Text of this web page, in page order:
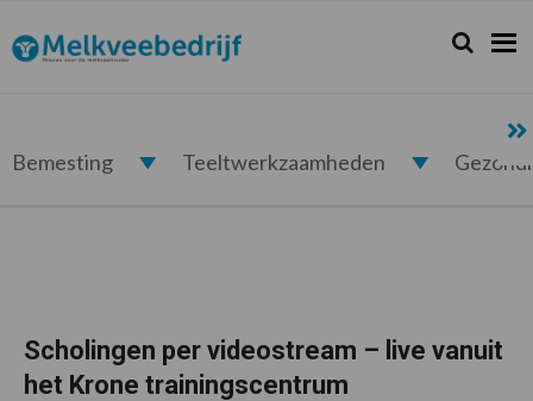
de
hoofdnavigatie
de
hoofd
de
eerste
de
voettekst
Melkveebedrijf.nl Zoeken...
Zoek
Bemesting Teeltwerkzaamheden
Scholingen per videostream – live vanuit
het Krone trainingscentrum